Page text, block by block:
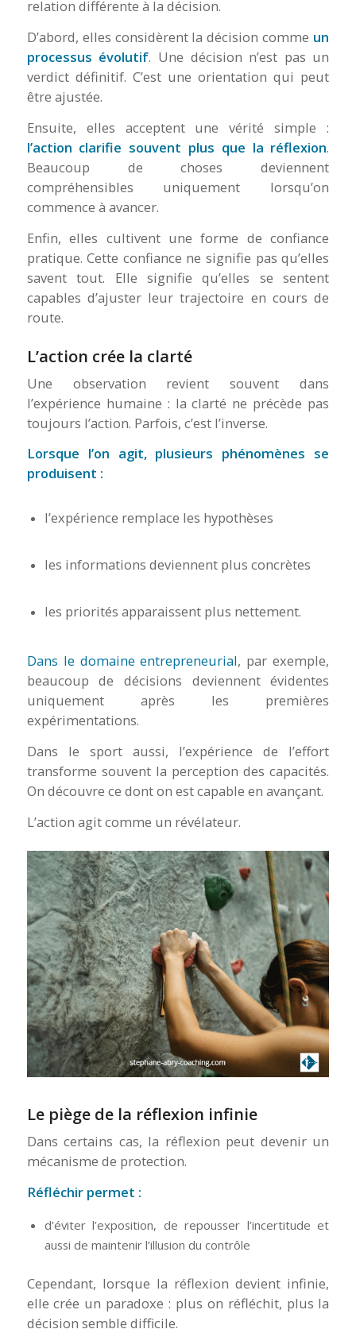
relation différente à la décision.
D’abord, elles considèrent la décision comme un
processus évolutif. Une décision n’est pas un
verdict définitif. C’est une orientation qui peut
être ajustée.
Ensuite, elles acceptent une vérité simple :
l’action clarifie souvent plus que la réflexion.
Beaucoup de choses deviennent
compréhensibles uniquement lorsqu’on
commence à avancer.
Enfin, elles cultivent une forme de confiance
pratique. Cette confiance ne signifie pas qu’elles
savent tout. Elle signifie qu’elles se sentent
capables d’ajuster leur trajectoire en cours de
route.
L’action crée la clarté
Une observation revient souvent dans
l’expérience humaine : la clarté ne précède pas
toujours l’action. Parfois, c’est l’inverse.
Lorsque l’on agit, plusieurs phénomènes se
produisent :
l’expérience remplace les hypothèses
les informations deviennent plus concrètes
les priorités apparaissent plus nettement.
Dans le domaine entrepreneurial, par exemple,
beaucoup de décisions deviennent évidentes
uniquement après les premières
expérimentations.
Dans le sport aussi, l’expérience de l’effort
transforme souvent la perception des capacités.
On découvre ce dont on est capable en avançant.
L’action agit comme un révélateur.
Le piège de la réflexion infinie
Dans certains cas, la réflexion peut devenir un
mécanisme de protection.
Réfléchir permet :
d’éviter l’exposition, de repousser l’incertitude et
aussi de maintenir l’illusion du contrôle
Cependant, lorsque la réflexion devient infinie,
elle crée un paradoxe : plus on réfléchit, plus la
décision semble difficile.